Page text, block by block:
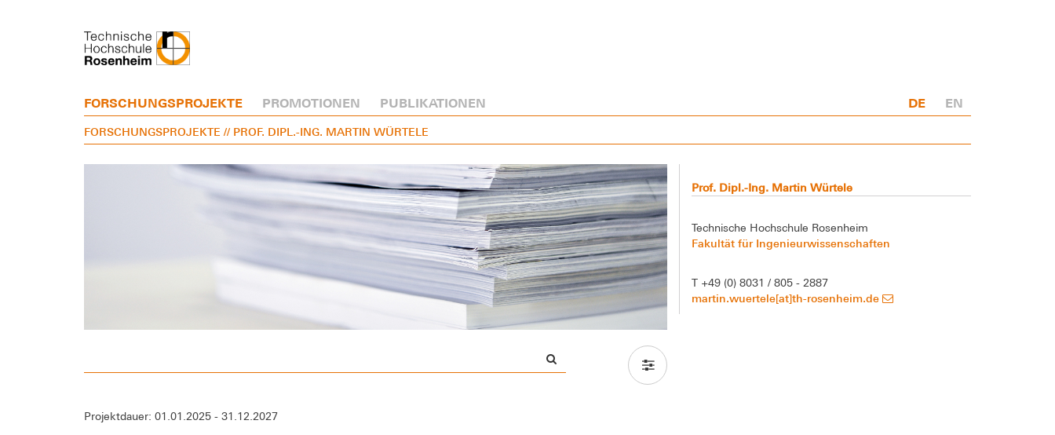
FORSCHUNGSPROJEKTE PROMOTIONEN PUBLIKATIONEN DE EN
FORSCHUNGSPROJEKTE // PROF. DIPL.-ING. MARTIN WÜRTELE
Projektdauer: 01.01.2025 - 31.12.2027
Prof. Dipl.-Ing. Martin Würtele
Technische Hochschule Rosenheim
Fakultät für Ingenieurwissenschaften
T +49 (0) 8031 / 805 - 2887
martin.wuertele[at]th-rosenheim.de